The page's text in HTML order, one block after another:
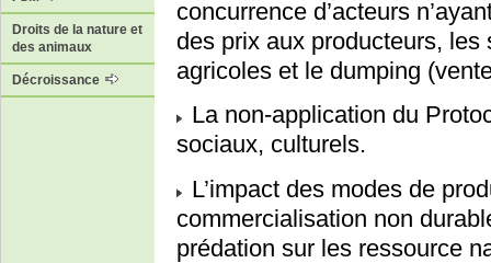
Droits de la nature et
des animaux
Décroissance
concurrence d’acteurs
des prix aux producteurs,
agricoles et le dumping
La non-application du
sociaux, culturels.
L’impact des modes de
commercialisation non
prédation sur les ressource